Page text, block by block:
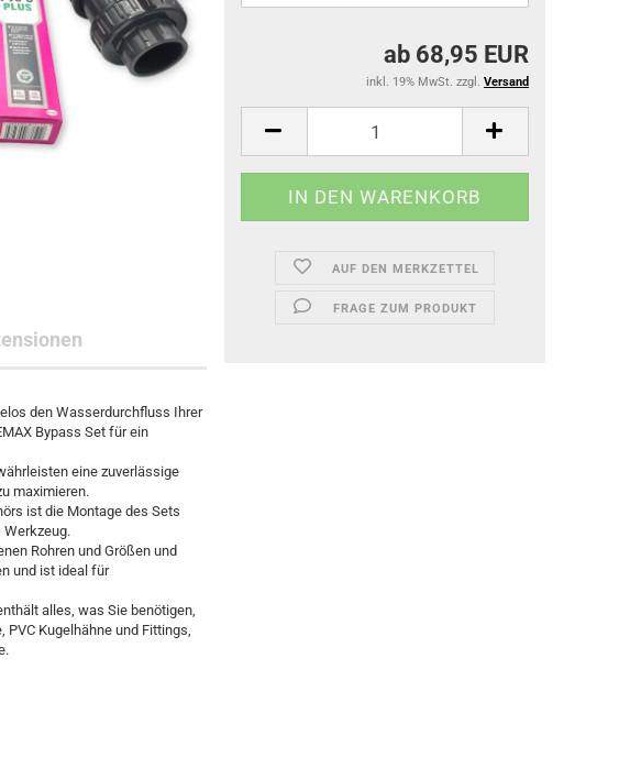
ab 68,95 EUR
inkl. 19% MwSt. zzgl. Versand
AUF DEN MERKZETTEL
FRAGE ZUM PRODUKT
den Wasserdurchfluss Ihrer
Bypass Set für ein
eine zuverlässige
maximieren.
ist die Montage des Sets
Rohren und Größen und
und ist ideal für
alles, was Sie benötigen,
PVC Kugelhähne und Fittings,